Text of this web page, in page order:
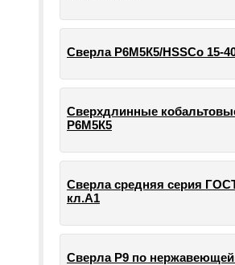
Сверла Р6М5К5/HSSCo 15-
Сверхдлинные
Р6М5К5
Сверла средняя серия
кл.А1
Сверла Р9 по нержавеющей